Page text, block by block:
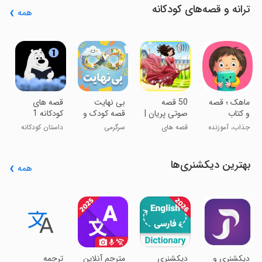
ترانه و قصه‌های کودکانه همه
ماهک ؛ قصه
و کتاب
داستان کودک
جذاب، آموزنده
‏‏‏‏‏50 قصه
صوتی پریان |
بدون اینترنت
قصه های
‏‏‏‏بی نهایت
قصه کودک و
داستان شب
سرگرمی
‏‏قصه های
کودکانه 1
داستان کودکانه
بهترین دیکشنری‌ها همه
دیکشنری و ‏‏‏‏‏دیکشنری ‏‏مترجم آنلاین ‏ترجمه